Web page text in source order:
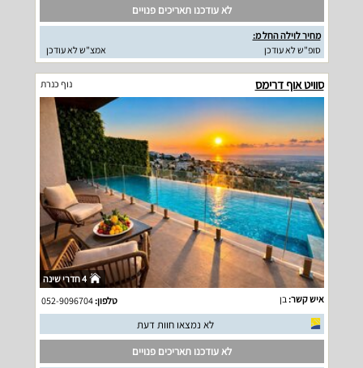
לא עודכנו תאריכים פנויים
מחיר לוילה החל מ:
סופ"ש לא עודכן
אמצ"ש לא עודכן
סוויט אוף דרימס נוף כנרת
4 חדרי שינה
איש קשר: בן טלפון:052-9096704
לא נמצאו חוות דעת
לא עודכנו תאריכים פנויים